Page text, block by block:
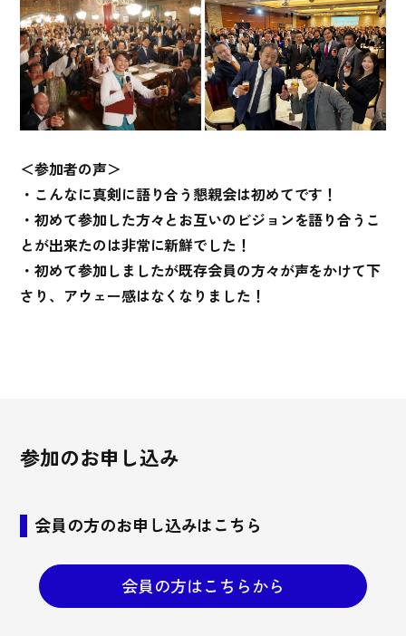
＜参加者の声＞
・こんなに真剣に語り合う懇親会は初めてです！
・初めて参加した方々とお互いのビジョンを語り合うこ
とが出来たのは非常に新鮮でした！
・初めて参加しましたが既存会員の方々が声をかけて下
さり、アウェー感はなくなりました！
参加のお申し込み
会員の方のお申し込みはこちら
会員の方はこちらから